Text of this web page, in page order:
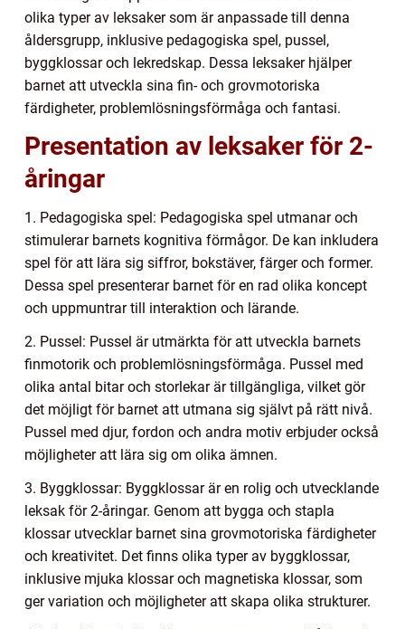
olika typer av leksaker som är anpassade till denna
åldersgrupp, inklusive pedagogiska spel, pussel,
byggklossar och lekredskap. Dessa leksaker hjälper
barnet att utveckla sina fin- och grovmotoriska
färdigheter, problemlösningsförmåga och fantasi.
Presentation av leksaker för 2-
åringar
1. Pedagogiska spel: Pedagogiska spel utmanar och
stimulerar barnets kognitiva förmågor. De kan inkludera
spel för att lära sig siffror, bokstäver, färger och former.
Dessa spel presenterar barnet för en rad olika koncept
och uppmuntrar till interaktion och lärande.
2. Pussel: Pussel är utmärkta för att utveckla barnets
finmotorik och problemlösningsförmåga. Pussel med
olika antal bitar och storlekar är tillgängliga, vilket gör
det möjligt för barnet att utmana sig självt på rätt nivå.
Pussel med djur, fordon och andra motiv erbjuder också
möjligheter att lära sig om olika ämnen.
3. Byggklossar: Byggklossar är en rolig och utvecklande
leksak för 2-åringar. Genom att bygga och stapla
klossar utvecklar barnet sina grovmotoriska färdigheter
och kreativitet. Det finns olika typer av byggklossar,
inklusive mjuka klossar och magnetiska klossar, som
ger variation och möjligheter att skapa olika strukturer.